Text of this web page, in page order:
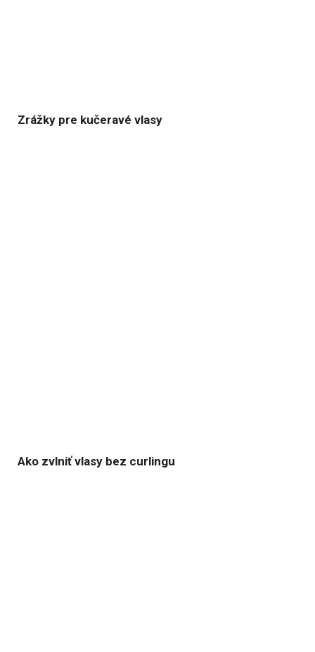
Zrážky pre kučeravé vlasy
Ako zvlniť vlasy bez curlingu